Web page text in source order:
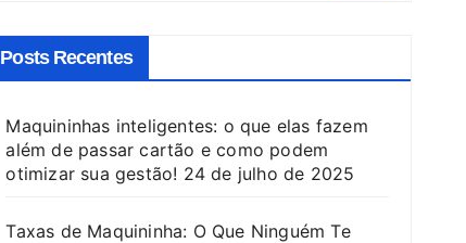
Posts Recentes
Maquininhas inteligentes: o que elas fazem
além de passar cartão e como podem
otimizar sua gestão! 24 de julho de 2025
Taxas de Maquininha: O Que Ninguém Te